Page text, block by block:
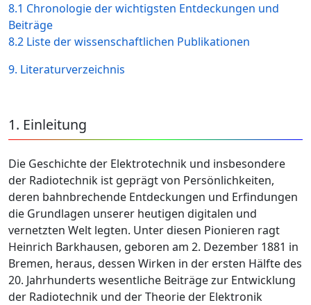
8.1 Chronologie der wichtigsten Entdeckungen und
Beiträge
8.2 Liste der wissenschaftlichen Publikationen
9. Literaturverzeichnis
1. Einleitung
Die Geschichte der Elektrotechnik und insbesondere
der Radiotechnik ist geprägt von Persönlichkeiten,
deren bahnbrechende Entdeckungen und Erfindungen
die Grundlagen unserer heutigen digitalen und
vernetzten Welt legten. Unter diesen Pionieren ragt
Heinrich Barkhausen, geboren am 2. Dezember 1881 in
Bremen, heraus, dessen Wirken in der ersten Hälfte des
20. Jahrhunderts wesentliche Beiträge zur Entwicklung
der Radiotechnik und der Theorie der Elektronik